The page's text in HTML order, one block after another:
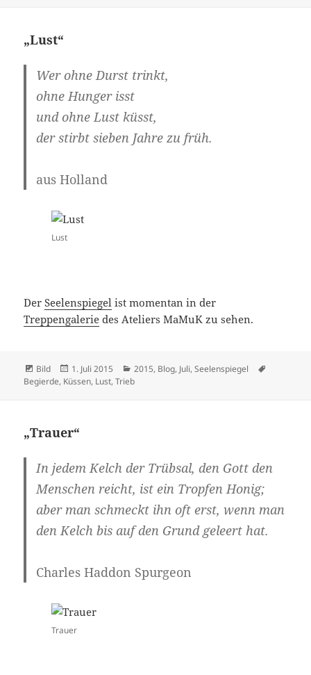
„Lust“
Wer ohne Durst trinkt,
ohne Hunger isst
und ohne Lust küsst,
der stirbt sieben Jahre zu früh.
aus Holland
Lust
DerSeelenspiegel ist momentan in der
Treppengalerie des Ateliers MaMuK zu sehen.
Format
Bild
Veröffentlicht
am
1. Juli 2015 Kategorien
2015, Blog, Juli,Seelenspiegel
Begierde, Küssen, Lust,Trieb
„Trauer“
In jedem Kelch der Trübsal, den Gott den
Menschen reicht, ist ein Tropfen Honig;
aber man schmeckt ihn oft erst, wenn man
den Kelch bis auf den Grund geleert hat.
Charles Haddon Spurgeon
Trauer